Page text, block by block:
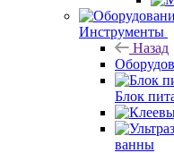
Инструменты
Назад
Блок
ванны